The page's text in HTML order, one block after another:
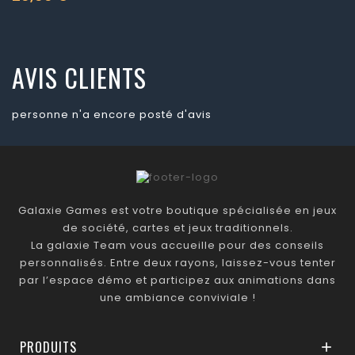
AVIS CLIENTS
personne n'a encore posté d'avis
Galaxie Games est votre boutique spécialisée en jeux
de société, cartes et jeux traditionnels.
La galaxie Team vous accueille pour des conseils
personnalisés. Entre deux rayons, laissez-vous tenter
par l’espace démo et participez aux animations dans
une ambiance conviviale !
PRODUITS 